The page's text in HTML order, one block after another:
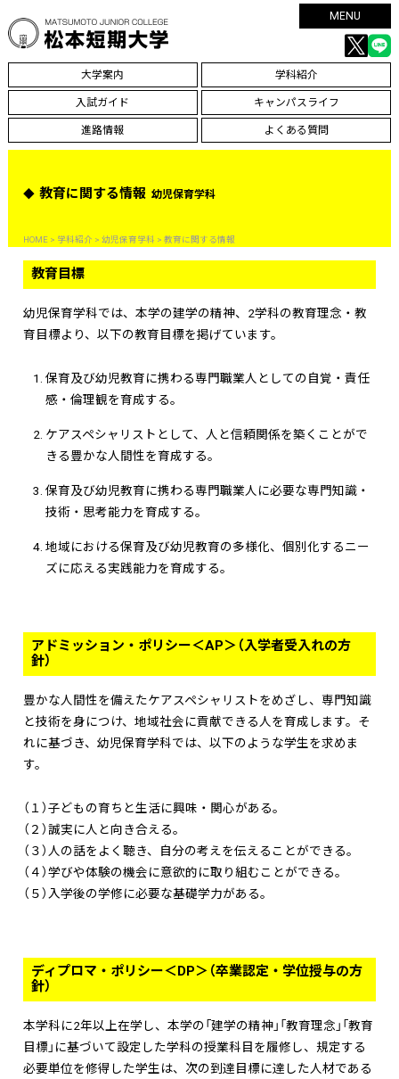
MENU
大学案内 学科紹介
入試ガイド キャンパスライフ
進路情報 よくある質問
教育に関する情報 幼児保育学科
HOME > 学科紹介 >幼児保育学科 > 教育に関する情報
教育目標
幼児保育学科では、本学の建学の精神、2学科の教育理念・教
育目標より、以下の教育目標を掲げています。
保育及び幼児教育に携わる専門職業人としての自覚・責任
感・倫理観を育成する。
ケアスペシャリストとして、人と信頼関係を築くことがで
きる豊かな人間性を育成する。
保育及び幼児教育に携わる専門職業人に必要な専門知識・
技術・思考能力を育成する。
地域における保育及び幼児教育の多様化、個別化するニー
ズに応える実践能力を育成する。
アドミッション・ポリシー＜AP＞（入学者受入れの方
針）
豊かな人間性を備えたケアスペシャリストをめざし、専門知識
と技術を身につけ、地域社会に貢献できる人を育成します。そ
れに基づき、幼児保育学科では、以下のような学生を求めま
す。
（１）子どもの育ちと生活に興味・関心がある。
（２）誠実に人と向き合える。
（３）人の話をよく聴き、自分の考えを伝えることができる。
（４）学びや体験の機会に意欲的に取り組むことができる。
（５）入学後の学修に必要な基礎学力がある。
ディプロマ・ポリシー＜DP＞（卒業認定・学位授与の方
針）
本学科に2年以上在学し、本学の「建学の精神」「教育理念」「教育
目標」に基づいて設定した学科の授業科目を履修し、規定する
必要単位を修得した学生は、次の到達目標に達した人材である